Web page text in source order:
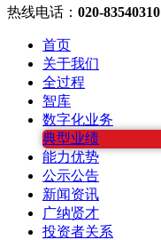
热线电话： 020-83540310
首页
关于我们
全过程
智库
数字化业务
典型业绩
能力优势
公示公告
新闻资讯
广纳贤才
投资者关系